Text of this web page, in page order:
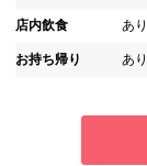
店内飲食 あり
お持ち帰り あり